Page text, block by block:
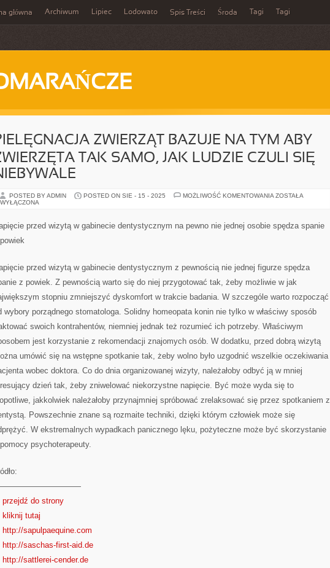
główna Archiwum Lipiec Lodowato Spis Treści Środa Tagi Tagi
ZWIERZĄT BAZUJE NA TYM ABY
TAK SAMO, JAK LUDZIE CZULI SIĘ
POSTED BY ADMIN POSTED ON SIE - 15 - 2025 MOŻLIWOŚĆ KOMENTOWANIA PIELĘGNACJA
ABY
CZULI
NIEBYWALE
ZOSTAŁA
WYŁĄCZONA
przed wizytą w gabinecie dentystycznym na pewno nie jednej osobie spędza spanie
przed wizytą w gabinecie dentystycznym z pewnością nie jednej figurze spędza
z powiek. Z pewnością warto się do niej przygotować tak, żeby możliwie w jak
stopniu zmniejszyć dyskomfort w trakcie badania. W szczególe warto rozpocząć
wybory porządnego stomatologa. Solidny homeopata konin nie tylko w właściwy sposób
swoich kontrahentów, niemniej jednak też rozumieć ich potrzeby. Właściwym
jest korzystanie z rekomendacji znajomych osób. W dodatku, przed dobrą wizytą
umówić się na wstępne spotkanie tak, żeby wolno było uzgodnić wszelkie oczekiwania
wobec doktora. Co do dnia organizowanej wizyty, należałoby odbyć ją w mniej
dzień tak, żeby zniwelować niekorzystne napięcie. Być może wyda się to
jakkolwiek należałoby przynajmniej spróbować zrelaksować się przez spotkaniem z
Powszechnie znane są rozmaite techniki, dzięki którym człowiek może się
W ekstremalnych wypadkach panicznego lęku, pożyteczne może być skorzystanie
psychoterapeuty.
przejdź do strony
kliknij tutaj
http://sapulpaequine.com
http://saschas-first-aid.de
http://sattlerei-cender.de